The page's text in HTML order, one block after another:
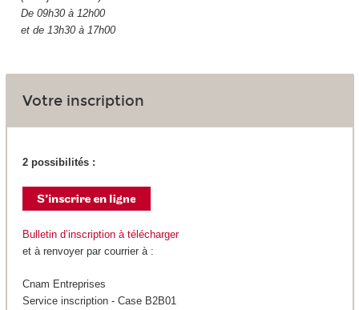
De 09h30 à 12h00
et de 13h30 à 17h00
Votre inscription
2 possibilités :
Bulletin d’inscription à télécharger
et à renvoyer par courrier à :
Cnam Entreprises
Service inscription - Case B2B01